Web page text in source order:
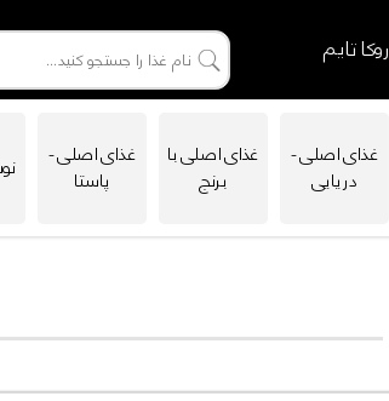
روکا تایم
غذای اصلی -
دریایی
غذای اصلی با
برنج
غذای اصلی -
پاستا